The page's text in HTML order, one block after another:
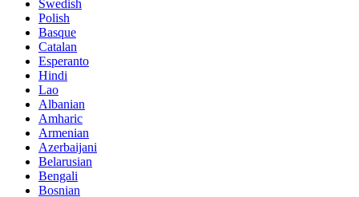
Swedish
Polish
Basque
Catalan
Esperanto
Hindi
Lao
Albanian
Amharic
Armenian
Azerbaijani
Belarusian
Bengali
Bosnian